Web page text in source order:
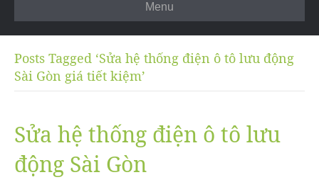
Menu
Posts Tagged ‘Sửa hệ thống điện ô tô lưu động
Sài Gòn giá tiết kiệm’
Sửa hệ thống điện ô tô lưu
động Sài Gòn